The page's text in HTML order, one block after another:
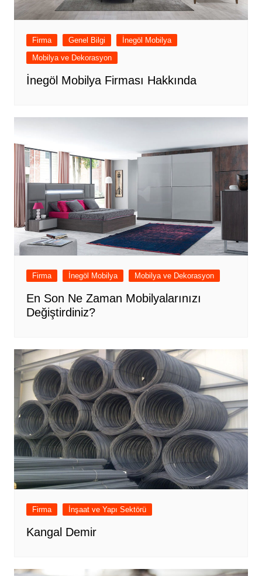
Firma Genel Bilgi
İnegöl Mobilya
Mobilya ve Dekorasyon
İnegöl Mobilya Firması Hakkında
Firma İnegöl Mobilya Mobilya ve Dekorasyon
En Son Ne Zaman Mobilyalarınızı
Değiştirdiniz?
Firma İnşaat ve Yapı Sektörü
Kangal Demir